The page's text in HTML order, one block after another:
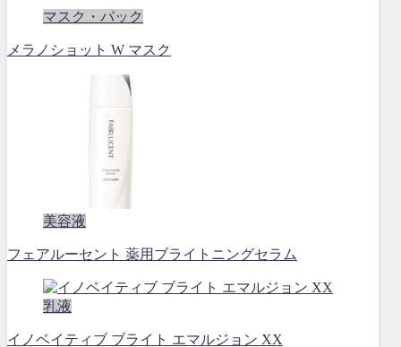
マスク・パック
メラノショット W マスク
美容液
フェアルーセント 薬用ブライトニングセラム
乳液
イノベイティブ ブライト エマルジョン XX